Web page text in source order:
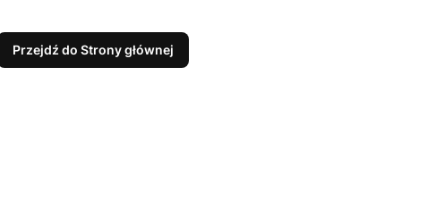
Przejdź do Strony głównej